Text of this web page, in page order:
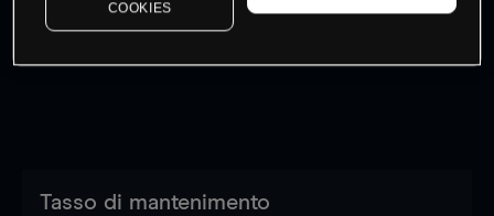
dati di mercato
to see latest market data
Tasso di mantenimento
COOKIES